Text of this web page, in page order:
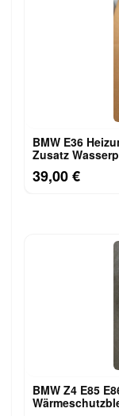
BMW E36
Zusatz
39,00 €
BMW Z4 E85